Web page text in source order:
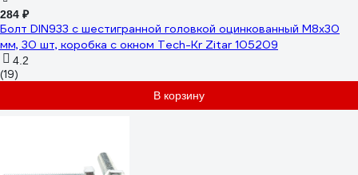
284 ₽
Болт DIN933 с шестигранной головкой оцинкованный М8x30
мм, 30 шт, коробка с окном Tech-Kr Zitar 105209
4.2
(19)
В корзину